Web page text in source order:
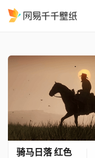
骑马日落 红色